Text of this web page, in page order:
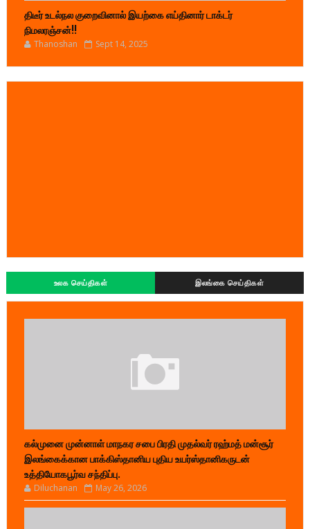
திடீர் உடல்நல குறைவினால் இயற்கை எய்தினார் டாக்டர்
நிமலரஞ்சன்!!
Thanoshan Sept 14, 2025
உலக செய்திகள் இலங்கை செய்திகள்
கல்முனை முன்னாள் மாநகர சபை பிரதி முதல்வர் ரஹ்மத் மன்சூர்
இலங்கைக்கான பாக்கிஸ்தானிய புதிய உயர்ஸ்தானிகருடன்
உத்தியோகபூர்வ சந்திப்பு.
Diluchanan May 26, 2026